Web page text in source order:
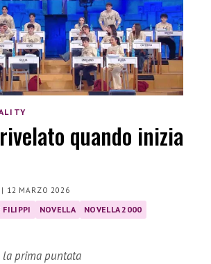
quando inizia
| 12 MARZO 2026
FILIPPI NOVELLA
NOVELLA 2000
la prima puntata